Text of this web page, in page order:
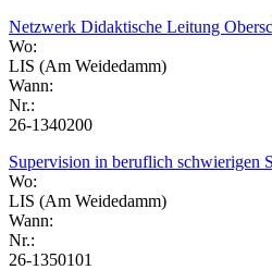
Netzwerk Didaktische Leitung
Wo:
LIS (Am Weidedamm)
Wann:
Nr.:
26-1340200
Supervision in beruflich schwierigen
Wo:
LIS (Am Weidedamm)
Wann:
Nr.:
26-1350101